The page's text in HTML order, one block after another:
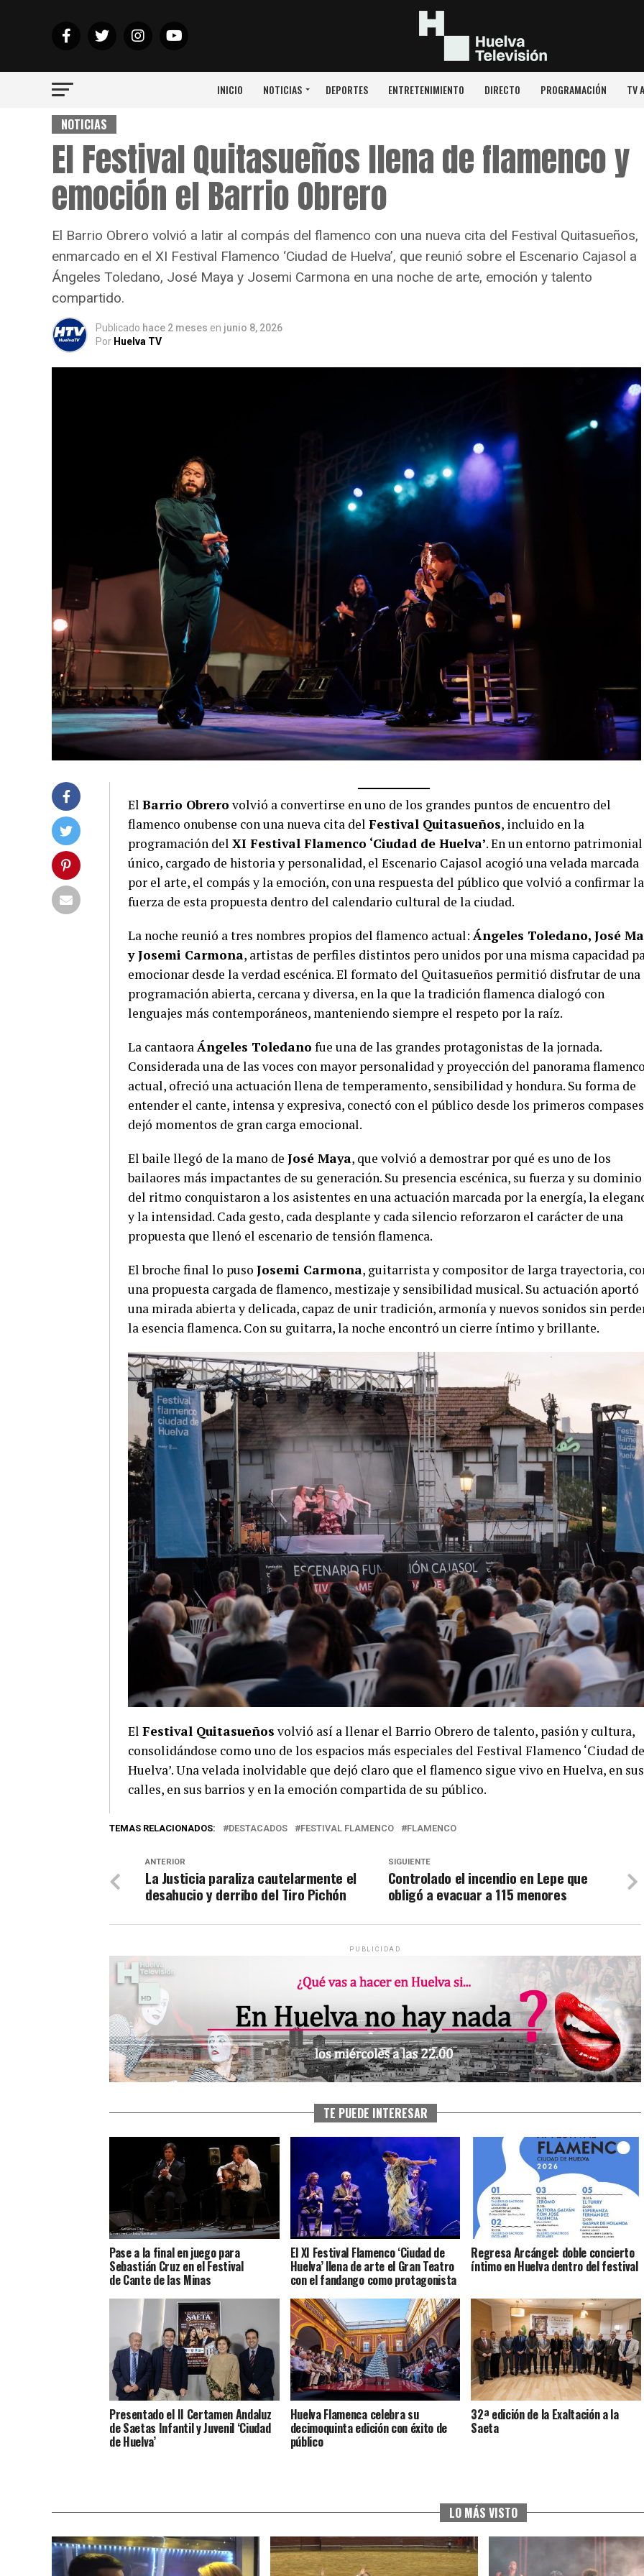
INICIO NOTICIAS DEPORTES ENTRETENIMIENTO DIRECTO PROGRAMACIÓN TV
NOTICIAS
El Festival Quitasueños llena de flamenco y
emoción el Barrio Obrero
El Barrio Obrero volvió a latir al compás del flamenco con una nueva cita del Festival Quitasueños,
enmarcado en el XI Festival Flamenco ‘Ciudad de Huelva’, que reunió sobre el Escenario Cajasol a
Ángeles Toledano, José Maya y Josemi Carmona en una noche de arte, emoción y talento
compartido.
Publicado hace 2 meses en junio 8, 2026
Por Huelva TV
El Barrio Obrero volvió a convertirse en uno de los grandes puntos de encuentro del
flamenco onubense con una nueva cita del Festival Quitasueños, incluido en la
programación del XI Festival Flamenco ‘Ciudad de Huelva’. En un entorno patrimonial
único, cargado de historia y personalidad, el Escenario Cajasol acogió una velada marcada
por el arte, el compás y la emoción, con una respuesta del público que volvió a confirmar la
fuerza de esta propuesta dentro del calendario cultural de la ciudad.
La noche reunió a tres nombres propios del flamenco actual:Ángeles Toledano, José
y Josemi Carmona, artistas de perfiles distintos pero unidos por una misma capacidad
emocionar desde la verdad escénica. El formato del Quitasueños permitió disfrutar de una
programación abierta, cercana y diversa, en la que la tradición flamenca dialogó con
lenguajes más contemporáneos, manteniendo siempre el respeto por la raíz.
La cantaoraÁngeles Toledano fue una de las grandes protagonistas de la jornada.
Considerada una de las voces con mayor personalidad y proyección del panorama
actual, ofreció una actuación llena de temperamento, sensibilidad y hondura. Su forma de
entender el cante, intensa y expresiva, conectó con el público desde los primeros
dejó momentos de gran carga emocional.
El baile llegó de la mano de José Maya, que volvió a demostrar por qué es uno de los
bailaores más impactantes de su generación. Su presencia escénica, su fuerza y su dominio
del ritmo conquistaron a los asistentes en una actuación marcada por la energía, la
y la intensidad. Cada gesto, cada desplante y cada silencio reforzaron el carácter de una
propuesta que llenó el escenario de tensión flamenca.
El broche final lo puso Josemi Carmona, guitarrista y compositor de larga trayectoria,
una propuesta cargada de flamenco, mestizaje y sensibilidad musical. Su actuación aportó
una mirada abierta y delicada, capaz de unir tradición, armonía y nuevos sonidos sin
la esencia flamenca. Con su guitarra, la noche encontró un cierre íntimo y brillante.
El Festival Quitasueños volvió así a llenar el Barrio Obrero de talento, pasión y cultura,
consolidándose como uno de los espacios más especiales del Festival Flamenco ‘Ciudad de
Huelva’. Una velada inolvidable que dejó claro que el flamenco sigue vivo en Huelva, en sus
calles, en sus barrios y en la emoción compartida de su público.
TEMAS RELACIONADOS: DESTACADOS FESTIVAL FLAMENCO FLAMENCO
SIGUIENTE
Controlado el incendio en Lepe que
obligó a evacuar a 115 menores
ANTERIOR
La Justicia paraliza cautelarmente el
desahucio y derribo del Tiro Pichón
PUBLICIDAD
TE PUEDE INTERESAR
Pase a la final en juego para
Sebastián Cruz en el Festival
de Cante de las Minas
El XI Festival Flamenco ‘Ciudad de
Huelva’ llena de arte el Gran Teatro
con el fandango como protagonista
Regresa Arcángel: doble concierto
íntimo en Huelva dentro del festival
Presentado el II Certamen Andaluz
de Saetas Infantil y Juvenil ‘Ciudad
de Huelva’
Huelva Flamenca celebra su
decimoquinta edición con éxito de
público
32ª edición de la Exaltación a la
Saeta
LO MÁS VISTO